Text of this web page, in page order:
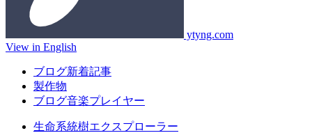
ytyng.com
View in English
ブログ新着記事
製作物
ブログ音楽プレイヤー
生命系統樹エクスプローラー